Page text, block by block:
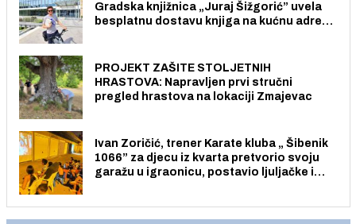
Gradska knjižnica „Juraj Šižgorić” uvela
besplatnu dostavu knjiga na kućnu adresu
PROJEKT ZAŠITE STOLJETNIH
HRASTOVA: Napravljen prvi stručni
pregled hrastova na lokaciji Zmajevac
Ivan Zoričić, trener Karate kluba „ Šibenik
1066” za djecu iz kvarta pretvorio svoju
garažu u igraonicu, postavio ljuljačke i